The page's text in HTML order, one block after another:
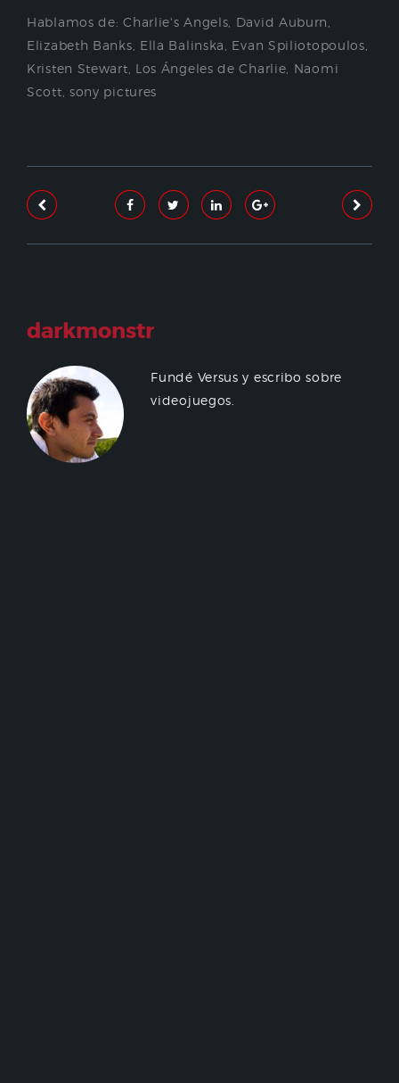
Hablamos de:Charlie's Angels David Auburn
Elizabeth Banks Ella Balinska Evan Spiliotopoulos
Kristen Stewart Los Ángeles de Charlie Naomi
Scott sony pictures
darkmonstr
Fundé Versus y escribo sobre
videojuegos.